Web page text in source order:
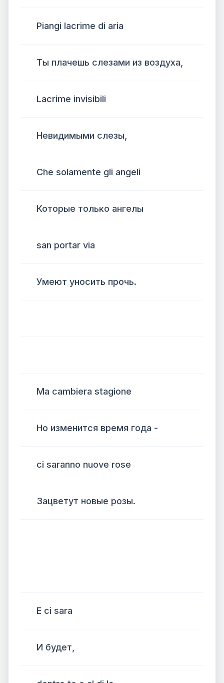
Piangi lacrime di aria
Ты плачешь слезами из воздуха,
Lacrime invisibili
Невидимыми слезы,
Che solamente gli angeli
Которые только ангелы
san portar via
Умеют уносить прочь.
Ma cambiera stagione
Но изменится время года -
ci saranno nuove rose
Зацветут новые розы.
E ci sara
И будет,